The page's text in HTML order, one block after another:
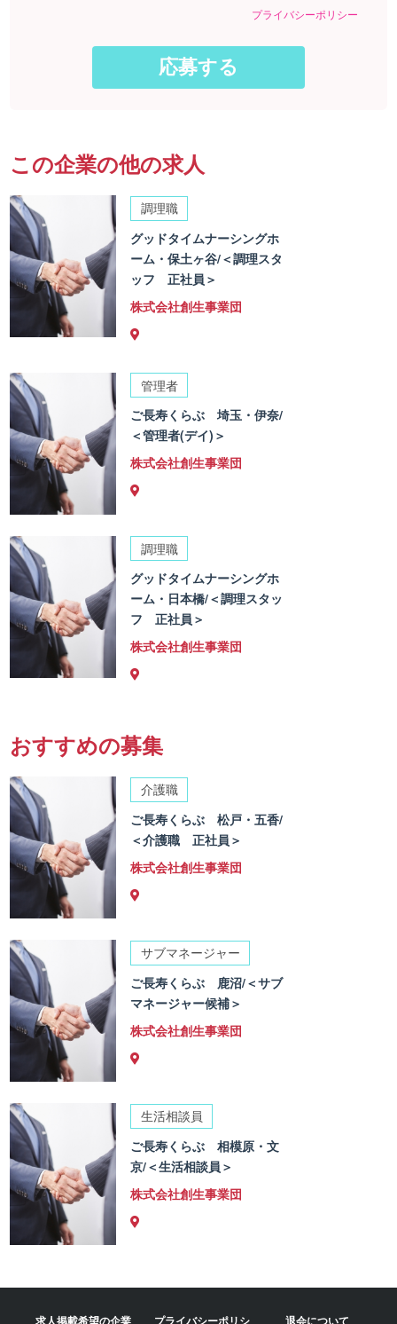
プライバシーポリシー
この企業の他の求人
調理職
グッドタイムナーシングホ
ーム・保土ヶ谷/＜調理スタ
ッフ 正社員＞
株式会社創生事業団
管理者
ご長寿くらぶ 埼玉・伊奈/
＜管理者(デイ)＞
株式会社創生事業団
調理職
グッドタイムナーシングホ
ーム・日本橋/＜調理スタッ
フ 正社員＞
株式会社創生事業団
おすすめの募集
介護職
ご長寿くらぶ 松戸・五香/
＜介護職 正社員＞
株式会社創生事業団
サブマネージャー
ご長寿くらぶ 鹿沼/＜サブ
マネージャー候補＞
株式会社創生事業団
生活相談員
ご長寿くらぶ 相模原・文
京/＜生活相談員＞
株式会社創生事業団
求人掲載希望の企業 プライバシーポリシ 退会について